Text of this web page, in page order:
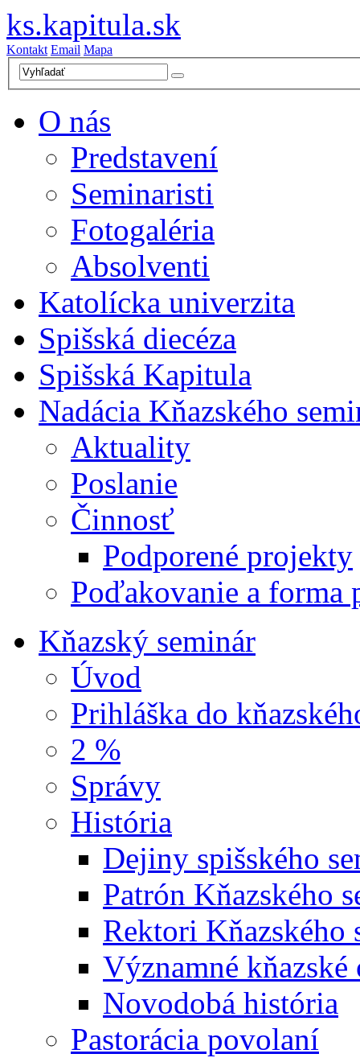
ks.kapitula.sk
Kontakt Email Mapa
O nás
Predstavení
Seminaristi
Fotogaléria
Absolventi
Katolícka univerzita
Spišská diecéza
Spišská Kapitula
Nadácia Kňazského
Aktuality
Poslanie
Činnosť
Podporené projekty
Poďakovanie a forma
Kňazský seminár
Úvod
Prihláška do
2 %
Správy
História
Dejiny spišského
Patrón Kňazského
Rektori Kňazského
Významné
Novodobá história
Pastorácia povolaní